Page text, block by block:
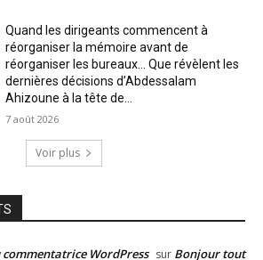
Quand les dirigeants commencent à
réorganiser la mémoire avant de
réorganiser les bureaux… Que révèlent les
dernières décisions d’Abdessalam
Ahizoune à la tête de...
7 août 2026
Voir plus
WordPress sur Bonjour tout